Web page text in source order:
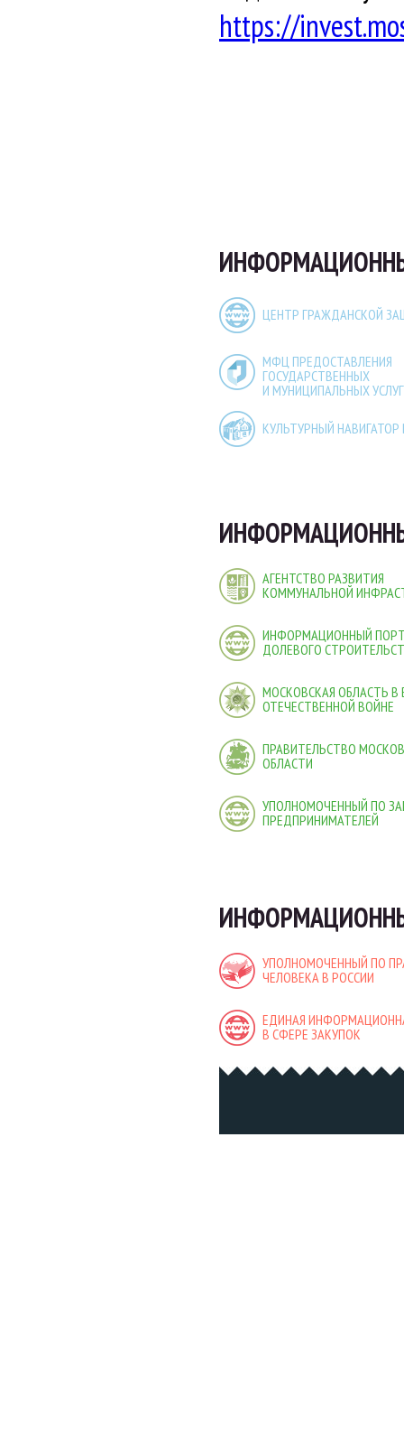
https://
ЦЕНТР ГРАЖДАНСКОЙ
МФЦ ПРЕДОСТАВЛЕНИЯ
ГОСУДАРСТВЕННЫХ
И МУНИЦИПАЛЬНЫХ УСЛУГ
КУЛЬТУРНЫЙ
АГЕНТСТВО РАЗВИТИЯ
КОММУНАЛЬНОЙ
ИНФОРМАЦИОННЫЙ
ДОЛЕВОГО
МОСКОВСКАЯ ОБЛАСТЬ В
ОТЕЧЕСТВЕННОЙ ВОЙНЕ
ПРАВИТЕЛЬСТВО
ОБЛАСТИ
УПОЛНОМОЧЕННЫЙ ПО
ПРЕДПРИНИМАТЕЛЕЙ
УПОЛНОМОЧЕННЫЙ ПО
ЧЕЛОВЕКА В РОССИИ
ЕДИНАЯ
В СФЕРЕ ЗАКУПОК